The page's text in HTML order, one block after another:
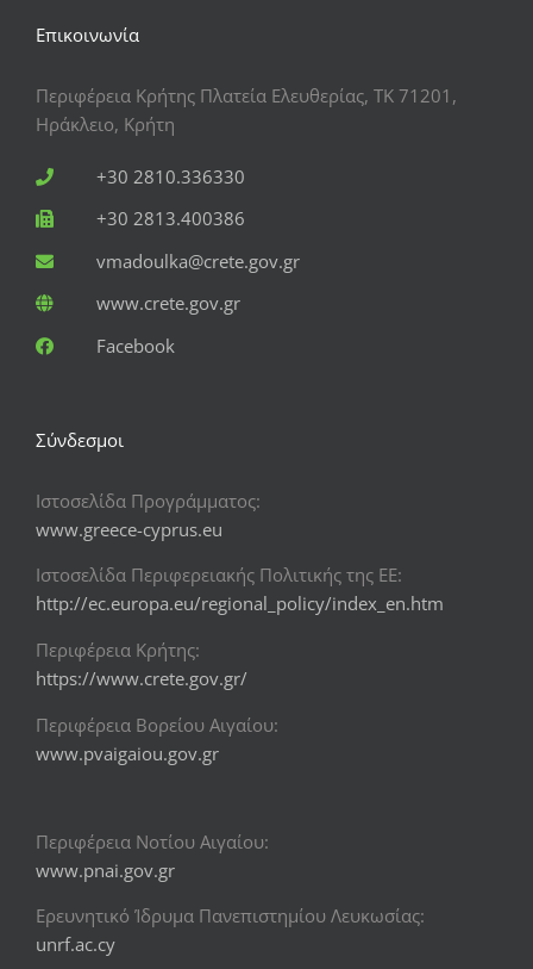
Επικοινωνία
Περιφέρεια Κρήτης Πλατεία Ελευθερίας, ΤΚ 71201,
Ηράκλειο, Κρήτη
+30 2810.336330
+30 2813.400386
vmadoulka@crete.gov.gr
www.crete.gov.gr
Facebook
Σύνδεσμοι
Ιστοσελίδα Προγράμματος:
www.greece-cyprus.eu
Ιστοσελίδα Περιφερειακής Πολιτικής της ΕΕ:
http://ec.europa.eu/regional_policy/index_en.htm
Περιφέρεια Κρήτης:
https://www.crete.gov.gr/
Περιφέρεια Βορείου Αιγαίου:
www.pvaigaiou.gov.gr
Περιφέρεια Νοτίου Αιγαίου:
www.pnai.gov.gr
Ερευνητικό Ίδρυμα Πανεπιστημίου Λευκωσίας:
unrf.ac.cy